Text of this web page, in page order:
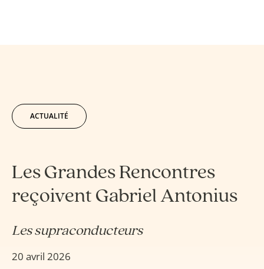
ACTUALITÉ
Les Grandes Rencontres
reçoivent Gabriel Antonius
Les supraconducteurs
20 avril 2026